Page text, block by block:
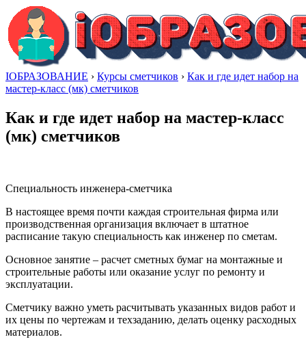
IОБРАЗОВАНИЕ › Курсы сметчиков › Как и где идет набор на
мастер-класс (мк) сметчиков
Как и где идет набор на мастер-класс
(мк) сметчиков
Специальность инженера-сметчика
В настоящее время почти каждая строительная фирма или
производственная организация включает в штатное
расписание такую специальность как инженер по сметам.
Основное занятие – расчет сметных бумаг на монтажные и
строительные работы или оказание услуг по ремонту и
эксплуатации.
Сметчику важно уметь расчитывать указанных видов работ и
их цены по чертежам и техзаданию, делать оценку расходных
материалов.